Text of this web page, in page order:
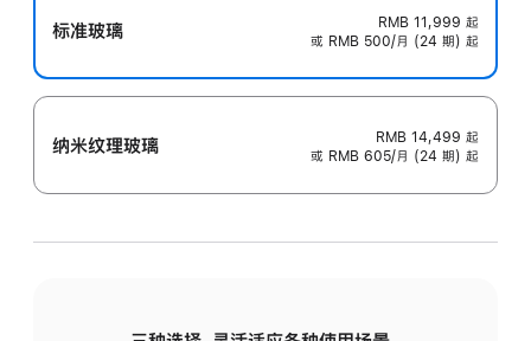
标准玻璃 RMB 11,999 起
或 RMB 500/月 (24 期) 起
纳米纹理玻璃 RMB 14,499 起
或 RMB 605/月 (24 期) 起